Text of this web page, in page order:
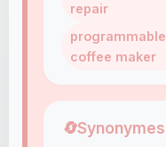
repair
programmable
coffee maker
🔄Synonymes